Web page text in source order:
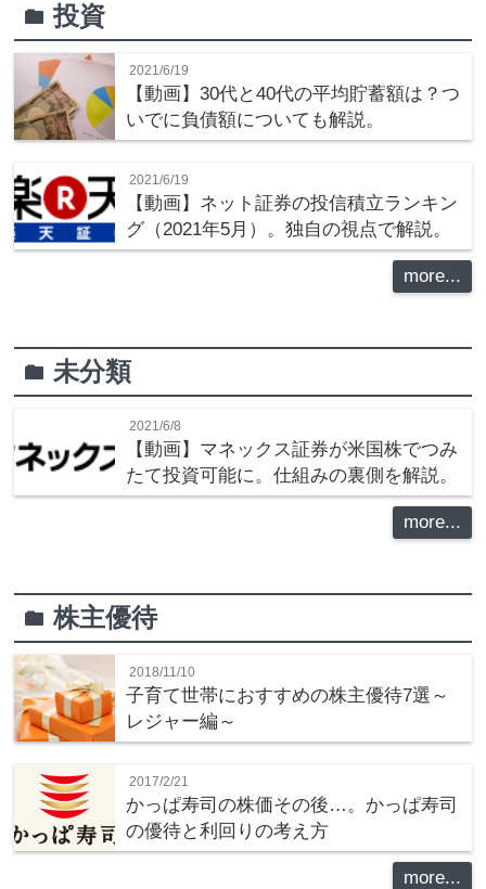
folder投資
2021/6/19
【動画】30代と40代の平均貯蓄額は？つ
いでに負債額についても解説。
2021/6/19
【動画】ネット証券の投信積立ランキン
グ（2021年5月）。独自の視点で解説。
more...
folder未分類
2021/6/8
【動画】マネックス証券が米国株でつみ
たて投資可能に。仕組みの裏側を解説。
more...
folder株主優待
2018/11/10
子育て世帯におすすめの株主優待7選～
レジャー編～
2017/2/21
かっぱ寿司の株価その後…。かっぱ寿司
の優待と利回りの考え方
more...